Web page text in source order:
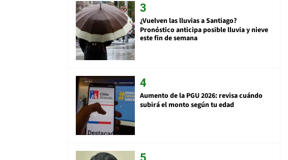
¿Vuelven las lluvias a Santiago?
Pronóstico anticipa posible lluvia y nieve
este fin de semana
Aumento de la PGU 2026: revisa cuándo
subirá el monto según tu edad